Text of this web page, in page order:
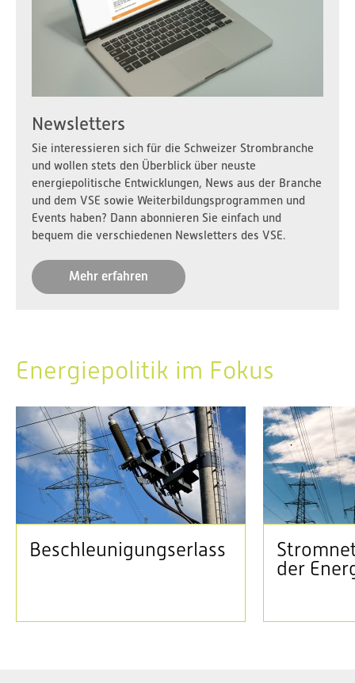
Newsletters
Sie interessieren sich für die Schweizer Strombranche
und wollen stets den Überblick über neuste
energiepolitische Entwicklungen, News aus der Branche
und dem VSE sowie Weiterbildungsprogrammen und
Events haben? Dann abonnieren Sie einfach und
bequem die verschiedenen Newsletters des VSE.
Mehr erfahren
Energiepolitik im Fokus
Beschleunigungserlass
der